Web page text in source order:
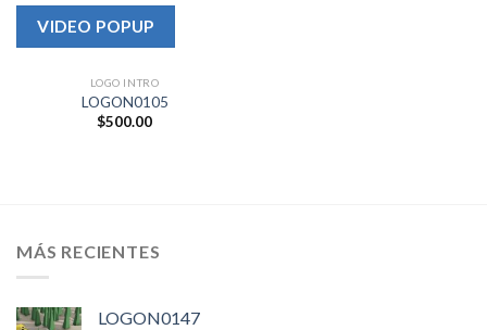
VIDEO POPUP
LOGO INTRO
LOGON0105
$500.00
MÁS RECIENTES
LOGON0147